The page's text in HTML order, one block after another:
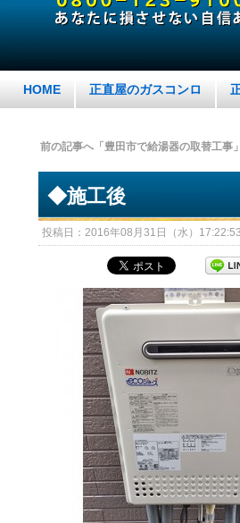
HOME 正直屋のガスコンロ
前の記事へ「豊田市で給湯器の取替工事」
◆施工後
投稿日：2016年08月31日（水）